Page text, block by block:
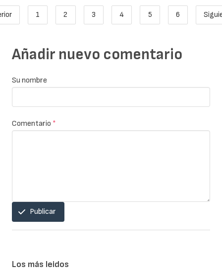
Paginación
anteriorPage
1
Página actual
2
Page
3
Page
4
Page
5
Page
6
Añadir nuevo comentario
Su nombre
Comentario *
Publicar
Los más leidos